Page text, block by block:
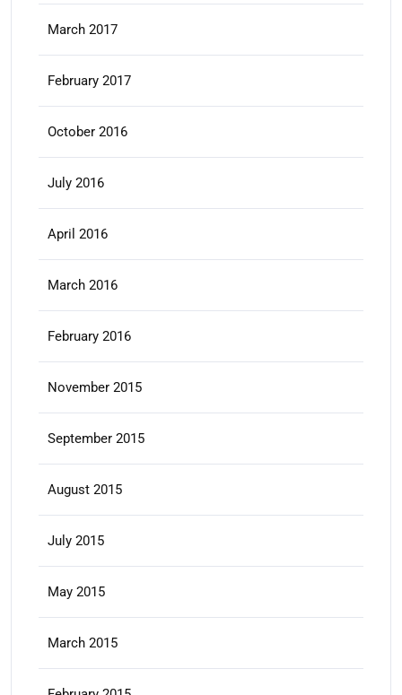
March 2017
February 2017
October 2016
July 2016
April 2016
March 2016
February 2016
November 2015
September 2015
August 2015
July 2015
May 2015
March 2015